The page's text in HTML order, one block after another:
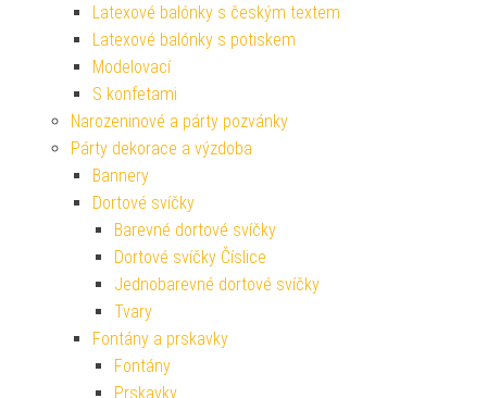
Latexové balónky s českým textem
Latexové balónky s potiskem
Modelovací
S konfetami
Narozeninové a párty pozvánky
Párty dekorace a výzdoba
Bannery
Dortové svíčky
Barevné dortové svíčky
Dortové svíčky Číslice
Jednobarevné dortové svíčky
Tvary
Fontány a prskavky
Fontány
Prskavky